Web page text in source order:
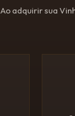
Ao adquirir sua